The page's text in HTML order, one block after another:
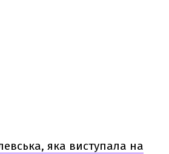
яка виступала на